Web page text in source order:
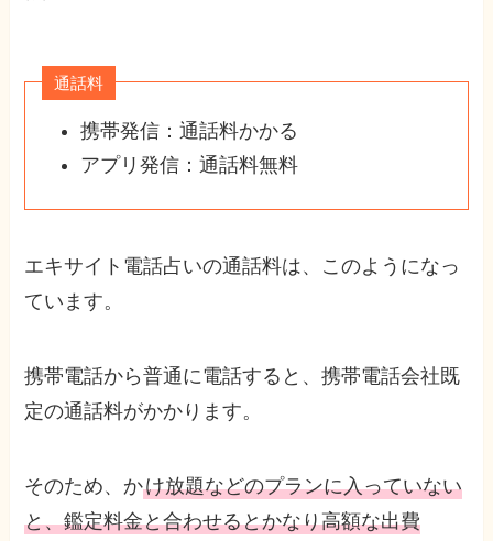
通話料
携帯発信：通話料かかる
アプリ発信：通話料無料
エキサイト電話占いの通話料は、このようになっ
ています。
携帯電話から普通に電話すると、携帯電話会社既
定の通話料がかかります。
そのため、かけ放題などのプランに入っていない
と、鑑定料金と合わせるとかなり高額な出費